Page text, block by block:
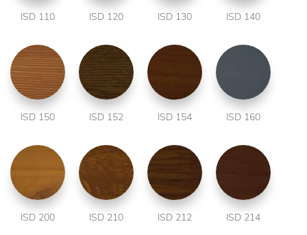
ISD 110 ISD 120 ISD 130 ISD 140
ISD 150 ISD 152 ISD 154 ISD 160
ISD 200 ISD 210 ISD 212 ISD 214